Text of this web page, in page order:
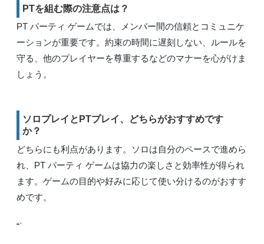
PTを組む際の注意点は？
PT パーティ ゲームでは、メンバー間の信頼とコミュニケ
ーションが重要です。約束の時間に遅刻しない、ルールを
守る、他のプレイヤーを尊重するなどのマナーを心がけま
しょう。
ソロプレイとPTプレイ、どちらがおすすめです
か？
どちらにも利点があります。ソロは自分のペースで進めら
れ、PT パーティ ゲームは協力の楽しさと効率性が得られ
ます。ゲームの目的や好みに応じて使い分けるのがおすす
めです。
“`